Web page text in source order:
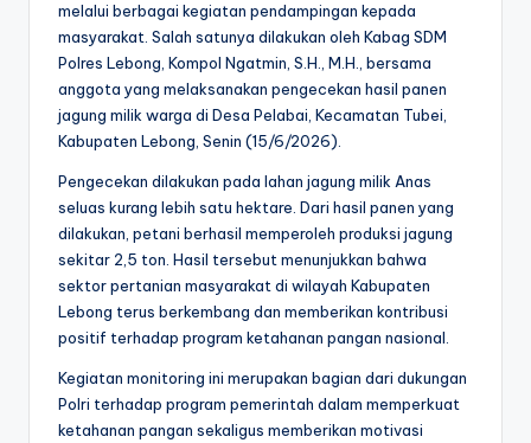
melalui berbagai kegiatan pendampingan kepada
masyarakat. Salah satunya dilakukan oleh Kabag SDM
Polres Lebong, Kompol Ngatmin, S.H., M.H., bersama
anggota yang melaksanakan pengecekan hasil panen
jagung milik warga di Desa Pelabai, Kecamatan Tubei,
Kabupaten Lebong, Senin (15/6/2026).
Pengecekan dilakukan pada lahan jagung milik Anas
seluas kurang lebih satu hektare. Dari hasil panen yang
dilakukan, petani berhasil memperoleh produksi jagung
sekitar 2,5 ton. Hasil tersebut menunjukkan bahwa
sektor pertanian masyarakat di wilayah Kabupaten
Lebong terus berkembang dan memberikan kontribusi
positif terhadap program ketahanan pangan nasional.
Kegiatan monitoring ini merupakan bagian dari dukungan
Polri terhadap program pemerintah dalam memperkuat
ketahanan pangan sekaligus memberikan motivasi